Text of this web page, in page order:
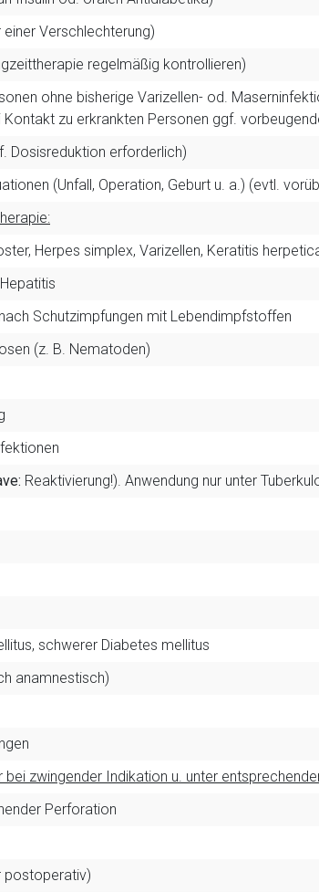
Verschlechterung)
regelmäßig kontrollieren)
ohne bisherige Varizellen- od.
zu erkrankten Personen ggf.
Dosisreduktion erforderlich)
(Unfall, Operation, Geburt u. a.) (evtl.
Herpes simplex, Varizellen, Keratitis
Schutzimpfungen mit Lebendimpfstoffen
(z. B. Nematoden)
Reaktivierung!). Anwendung nur unter
schwerer Diabetes mellitus
anamnestisch)
zwingender Indikation u. unter
Perforation
postoperativ)